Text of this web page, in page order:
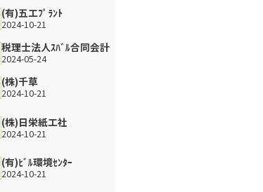
(有)五工ﾌﾟﾗﾝﾄ
2024-10-21
税理士法人ｽﾊﾞﾙ合同会計
2024-05-24
(株)千草
2024-10-21
(株)日栄紙工社
2024-10-21
(有)ﾋﾞﾙ環境ｾﾝﾀｰ
2024-10-21